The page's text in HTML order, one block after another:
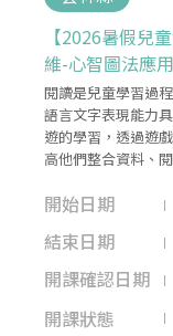
【2026暑假兒
維-心智圖法應
閱讀是兒童學習過
語言文字表現能力
遊的學習，透過遊
高他們整合資料、
開始日期
結束日期
開課確認日期
開課狀態